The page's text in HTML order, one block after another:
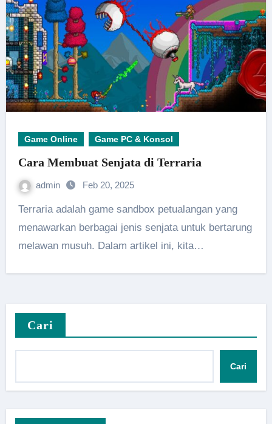
Game Online Game PC & Konsol
Cara Membuat Senjata di Terraria
admin Feb 20, 2025
Terraria adalah game sandbox petualangan yang
menawarkan berbagai jenis senjata untuk bertarung
melawan musuh. Dalam artikel ini, kita…
Cari
Cari